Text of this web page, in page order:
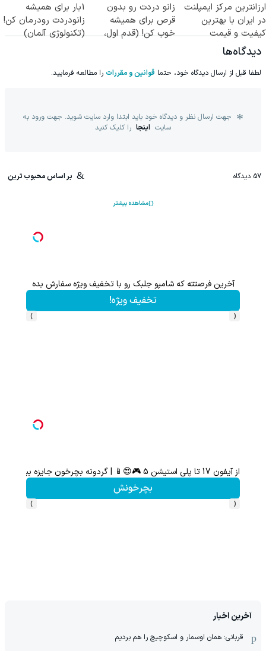
ارزانترین مرکز ایمپلنت
در ایران با بهترین
کیفیت و قیمت
زانو دردت رو بدون
قرص برای همیشه
خوب کن! (قدم اول،
1بار برای همیشه
زانودردت رودرمان کن!
(تکنولوژی آلمان)
دیدگاه‌ها
لطفا قبل از ارسال دیدگاه خود، حتما قوانین و مقررات را مطالعه فرمایید.
جهت ارسال نظر و دیدگاه خود باید ابتدا وارد سایت شوید. جهت ورود به
سایت اینجا را کلیک کنید
57 دیدگاه بر اساس محبوب ترین
مشاهده بیشتر
آخرین فرصتته که شامپو جلبک رو با تخفیف ویژه سفارش بده
تخفیف ویژه!
‹
›
از آیفون 17 تا پلی استیشن 5 🎮😍📱 | گردونه بچرخون جایزه ببر
بچرخونش
‹
›
آخرین اخبار
قربانی: همان اوسمار و اسکوچیچ را هم بردیم